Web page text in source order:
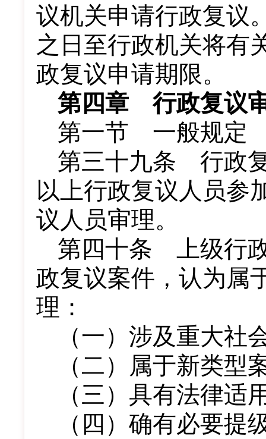
议机关申请行政复议
之日至行政机关将有
政复议申请期限。
第四章 行政复议
第一节 一般规定
第三十九条 行政
以上行政复议人员参
议人员审理。
第四十条 上级行
政复议案件，认为属
理：
（一）涉及重大社
（二）属于新类型
（三）具有法律适
（四）确有必要提